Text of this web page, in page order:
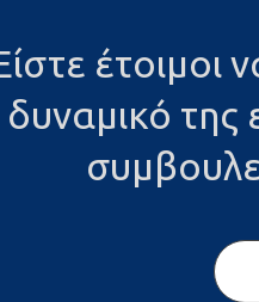
δυναμικό της